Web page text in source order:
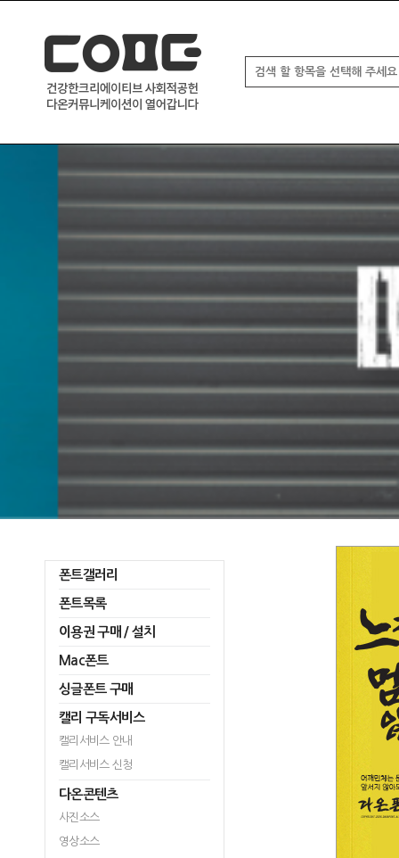
폰트갤러리
폰트목록
이용권 구매 / 설치
Mac폰트
싱글폰트 구매
캘리 구독서비스
캘리서비스 안내
캘리서비스 신청
다온콘텐츠
사진소스
영상소스